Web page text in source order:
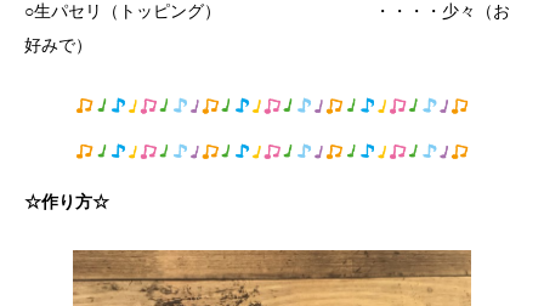
○生パセリ（トッピング） ・・・・少々（お
好みで）
☆作り方☆